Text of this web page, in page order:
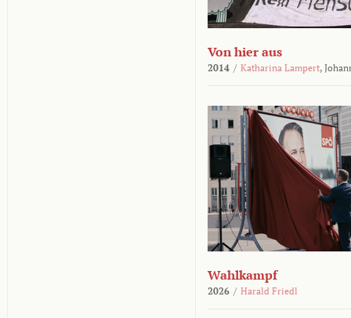
Von hier aus
2014 / Katharina Lampert,
Wahlkampf
2026 / Harald Friedl